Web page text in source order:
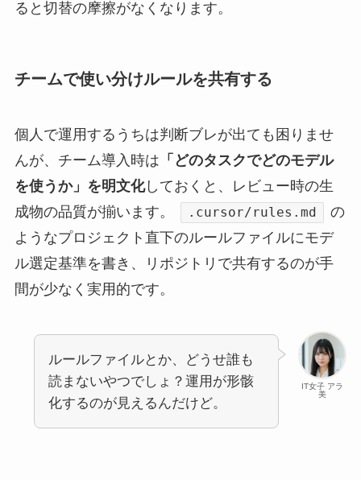
ると切替の摩擦がなくなります。
チームで使い分けルールを共有する
個人で運用するうちは判断ブレが出ても困りませ
んが、チーム導入時は 「どのタスクでどのモデル
を使うか」を明文化しておくと、レビュー時の生
成物の品質が揃います。
.cursor/rules.md
の
ようなプロジェクト直下のルールファイルにモデ
ル選定基準を書き、リポジトリで共有するのが手
間が少なく実用的です。
IT女子 アラ
美
ルールファイルとか、どうせ誰も
読まないやつでしょ？運用が形骸
化するのが見えるんだけど。